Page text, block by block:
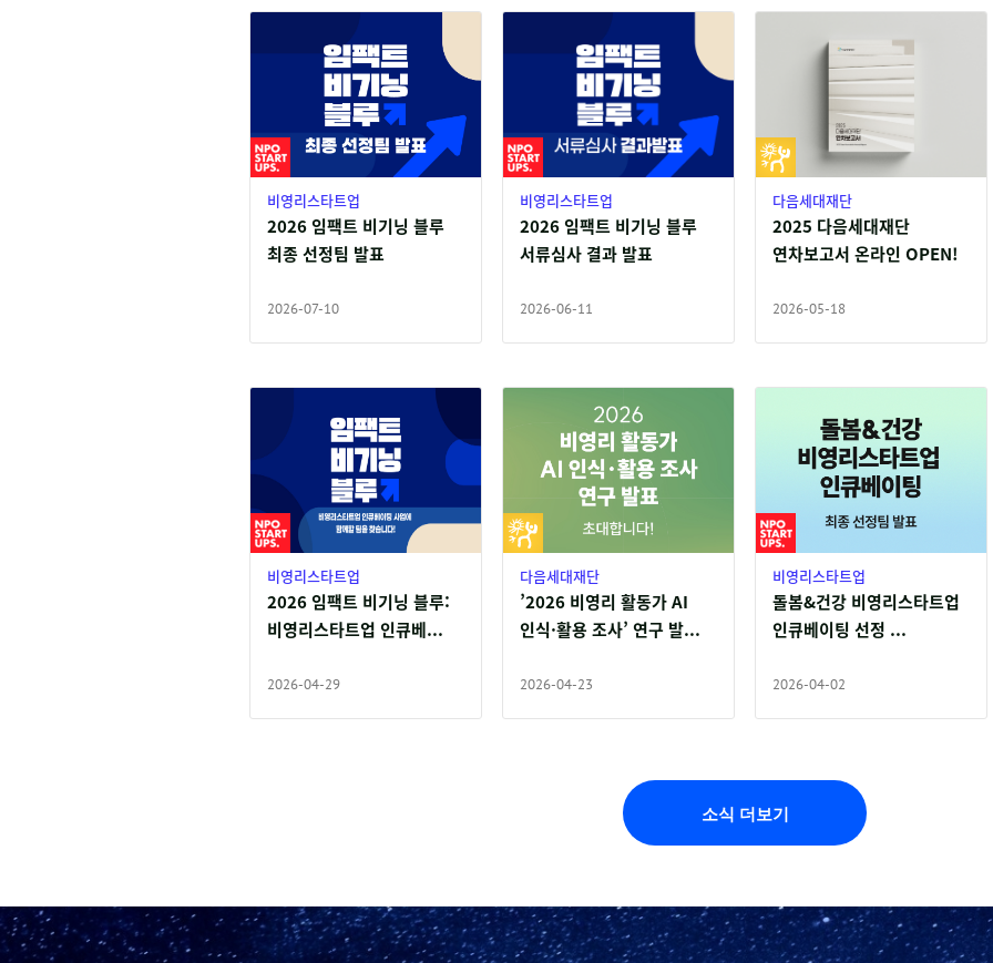
비영리스타트업
2026 임팩트 비기닝 블루
최종 선정팀 발표
2026-07-10
비영리스타트업
2026 임팩트 비기닝 블루
서류심사 결과 발표
2026-06-11
다음세대재단
2025 다음세대재단
연차보고서 온라인 OPEN!
2026-05-18
비영리스타트업
2026 임팩트 비기닝 블루:
비영리스타트업 인큐베...
2026-04-29
다음세대재단
’2026 비영리 활동가 AI
인식·활용 조사’ 연구 발...
2026-04-23
비영리스타트업
돌봄&건강 비영리스타트업
인큐베이팅 선정 ...
2026-04-02
소식 더보기